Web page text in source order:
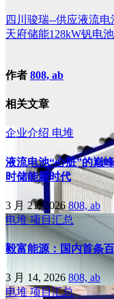
四川骏瑞--供应液流
天府储能128kW钒电
作者 808, ab
相关文章
企业介绍 电堆
液流电池“心脏”的巅
时储能新时代
3 月 21, 2026 808, ab
电堆项目汇总
毅富能源：国内首条
3 月 14, 2026 808, ab
电堆项目汇总